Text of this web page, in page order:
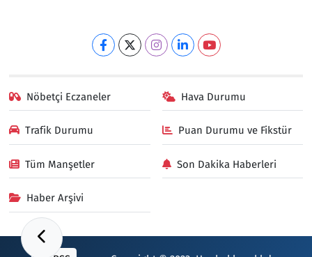
Nöbetçi Eczaneler Hava Durumu
Trafik Durumu Puan Durumu ve Fikstür
Tüm Manşetler Son Dakika Haberleri
Haber Arşivi